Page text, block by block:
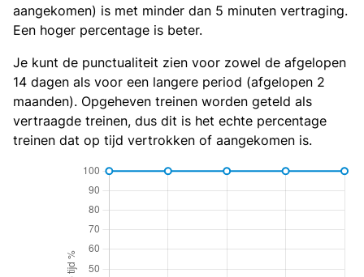
aangekomen) is met minder dan 5 minuten vertraging.
Een hoger percentage is beter.
Je kunt de punctualiteit zien voor zowel de afgelopen
14 dagen als voor een langere period (afgelopen 2
maanden). Opgeheven treinen worden geteld als
vertraagde treinen, dus dit is het echte percentage
treinen dat op tijd vertrokken of aangekomen is.